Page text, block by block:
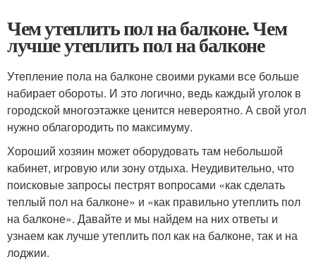
Чем утеплить пол на балконе. Чем
лучше утеплить пол на балконе
Утепление пола на балконе своими руками все больше
набирает обороты. И это логично, ведь каждый уголок в
городской многоэтажке ценится невероятно. А свой угол
нужно облагородить по максимуму.
Хороший хозяин может оборудовать там небольшой
кабинет, игровую или зону отдыха. Неудивительно, что
поисковые запросы пестрят вопросами «как сделать
теплый пол на балконе» и «как правильно утеплить пол
на балконе». Давайте и мы найдем на них ответы и
узнаем как лучше утеплить пол как на балконе, так и на
лоджии.